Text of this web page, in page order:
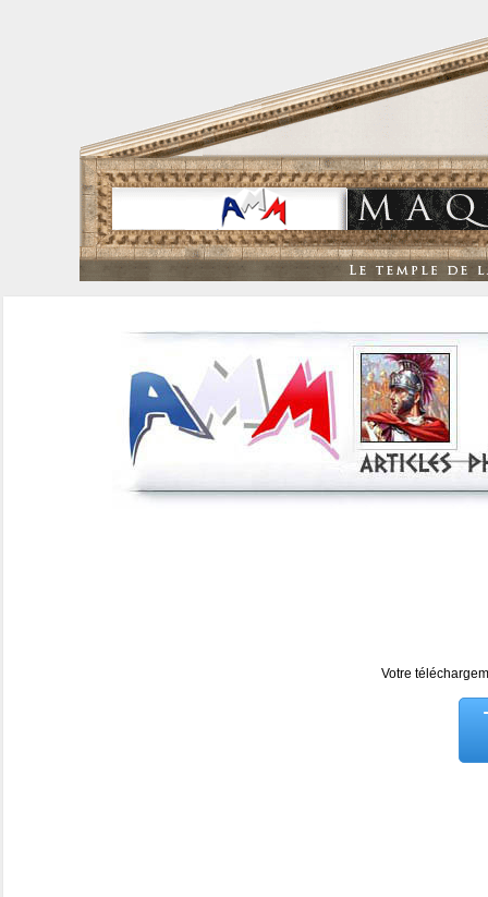
Votre